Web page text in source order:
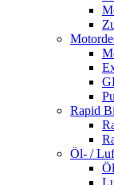
Rapid
Öl- /